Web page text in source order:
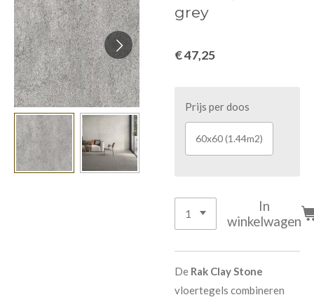
grey
€ 47,25
Prijs per doos
60x60 (1.44m2)
In
winkelwagen
De Rak Clay Stone
vloertegels combineren